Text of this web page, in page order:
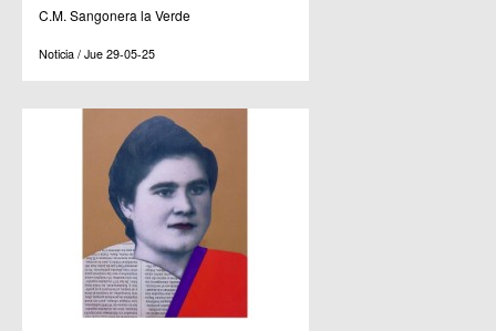
C.M. Sangonera la Verde
Noticia / Jue 29-05-25